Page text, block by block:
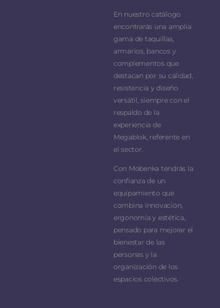
En nuestro catálogo
encontrarás una amplia
gama de taquillas,
armarios, bancos y
complementos que
destacan por su calidad,
resistencia y diseño
versátil, siempre con el
respaldo de la
experiencia de
Megablok, referente en
el sector.
Con Mobenka tendrás la
confianza de un
equipamiento que
combina innovación,
ergonomía y estética,
pensado para mejorar el
bienestar de las
personas y la
organización de los
espacios colectivos.